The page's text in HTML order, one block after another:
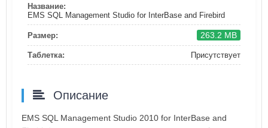
Название:
EMS SQL Management Studio for InterBase and Firebird
Размер: 263.2 MB
Таблетка: Присутствует
Описание
EMS SQL Management Studio 2010 for InterBase and